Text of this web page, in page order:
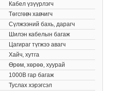
Кабел үзүүрлэгч
Төгсгөвч хавчигч
Сүлжээний бахь, дарагч
Шилэн кабелын багаж
Цагираг түгжээ авагч
Хайч, хутга
Өрөм, хөрөө, хуурай
1000В гар багаж
Туслах хэрэгсэл